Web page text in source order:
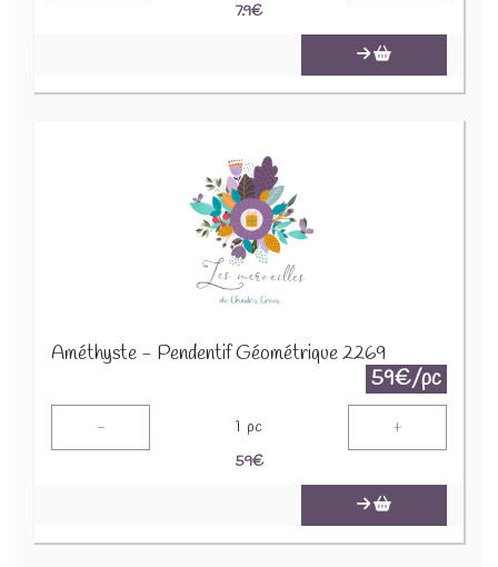
7.9€
Améthyste - Pendentif Géométrique 2269
59€/pc
- 1 pc +
59€